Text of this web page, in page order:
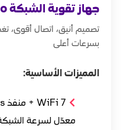
جهاز تقوية الشبكة X1 Pro
تصميم أنيق، اتصال أقوى،
بسرعات أعلى
المميزات الأساسية:
معدّل لسرعة